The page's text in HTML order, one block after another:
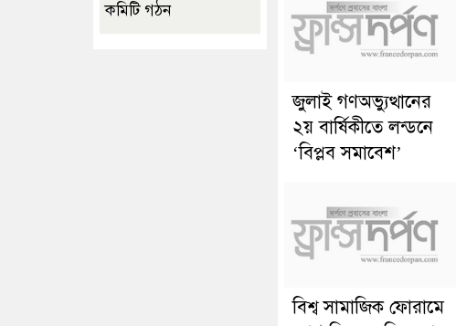
জুলাই গণঅভ্যুত্থানের
২য় বার্ষিকীতে লন্ডনে
‘বিপ্লব সমাবেশ’
বিশ্ব সামাজিক ফোরামে
কমিটি গঠন